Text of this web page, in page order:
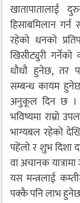
खातापातालाई
हिसाबमिलान
रहेको धनको
खिसीट्युरी
धौधौ हुनेछ, तर
सम्बन्ध कायम हुनेछ
अनुकूल दिन छ ।
भविष्यमा राम्रो
भाग्यबल रहेको
पहेंलो र शुभ दिशा
वा अचानक
यस मन्त्रलाई
पक्कै पनि लाभ